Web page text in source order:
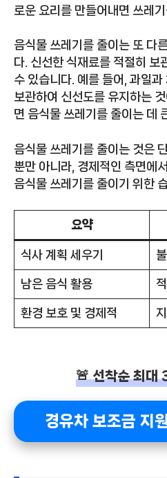
로운 요리를 만들어내면 쓰레
음식물 쓰레기를 줄이는 또 다
다. 신선한 식재료를 적절히 보
수 있습니다. 예를 들어, 과일과
보관하여 신선도를 유지하는
면 음식물 쓰레기를 줄이는 데
음식물 쓰레기를 줄이는 것은
뿐만 아니라, 경제적인 측면에
음식물 쓰레기를 줄이기 위한
요약
식사 계획 세우기
남은 음식 활용
환경 보호 및 경제적
🚨 선착순 최대
경유차 보조금 지